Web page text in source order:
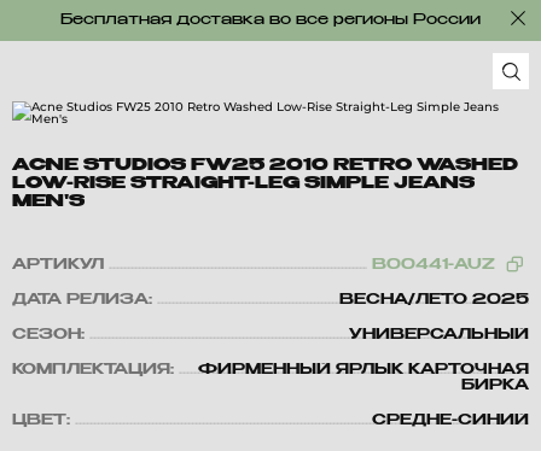
Бесплатная доставка во все регионы России
ACNE STUDIOS FW25 2010 RETRO WASHED
LOW-RISE STRAIGHT-LEG SIMPLE JEANS
MEN'S
АРТИКУЛ B00441-AUZ
ДАТА РЕЛИЗА: ВЕСНА/ЛЕТО 2025
СЕЗОН: УНИВЕРСАЛЬНЫЙ
КОМПЛЕКТАЦИЯ:
ФИРМЕННЫЙ ЯРЛЫК КАРТОЧНАЯ
БИРКА
ЦВЕТ: СРЕДНЕ-СИНИЙ